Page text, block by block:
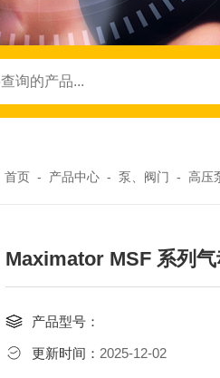
首页 - 产品中心 - 泵、阀门 - 高压
Maximator MSF 系列
产品型号：
更新时间： 2025-12-02